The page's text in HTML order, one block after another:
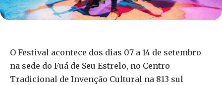
O Festival acontece dos dias 07 a 14 de setembro
na sede do Fuá de Seu Estrelo, no Centro
Tradicional de Invenção Cultural na 813 sul